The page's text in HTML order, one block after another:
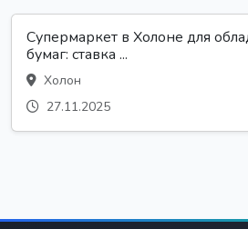
Супермаркет в Холоне для
бумаг: ставка ...
Холон
27.11.2025